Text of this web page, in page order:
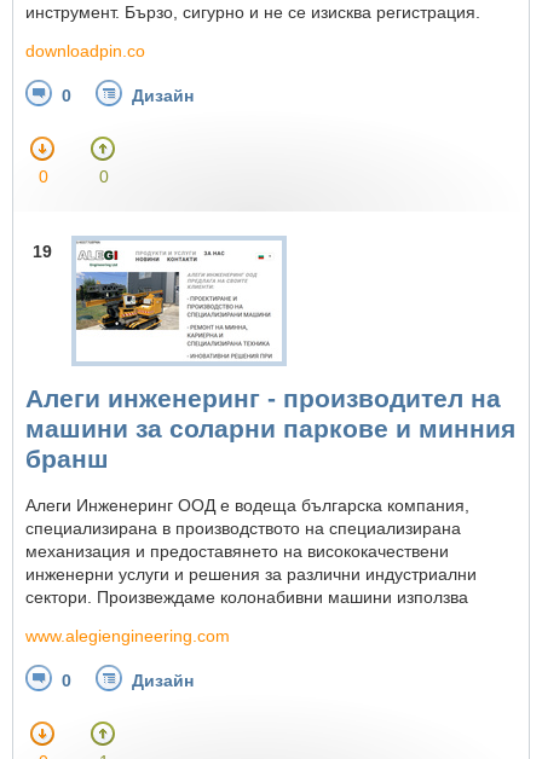
инструмент. Бързо, сигурно и не се изисква регистрация.
downloadpin.co
0 Дизайн
0 0
19
Алеги инженеринг - производител на
машини за соларни паркове и минния
бранш
Алеги Инженеринг ООД е водеща българска компания,
специализирана в производството на специализирана
механизация и предоставянето на висококачествени
инженерни услуги и решения за различни индустриални
сектори. Произвеждаме колонабивни машини използва
www.alegiengineering.com
0 Дизайн